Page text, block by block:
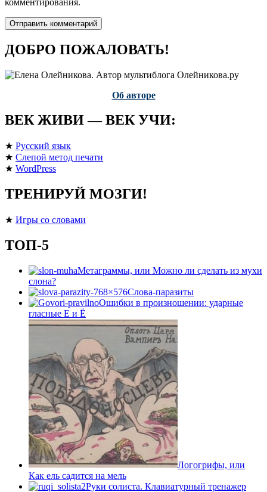
ДОБРО ПОЖАЛОВАТЬ!
Об авторе
ВЕК ЖИВИ — ВЕК УЧИ:
★ Русский язык
★ Слепой метод печати
★ WordPress
ТРЕНИРУЙ МОЗГИ!
★ Игры со словами
ТОП-5
Метаграммы, или Можно ли сделать из мухи
слона?
Слова-паразиты
Ошибки в произношении: ударные
гласные Е и Ё
Логогрифы, или
Как ель садится на мель
Руки солиста. Клавиатурный тренажер